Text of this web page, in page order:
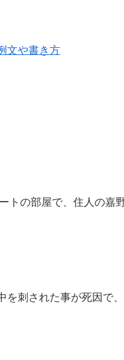
文や書き方
トの部屋で、住人の嘉
刺された事が死因で